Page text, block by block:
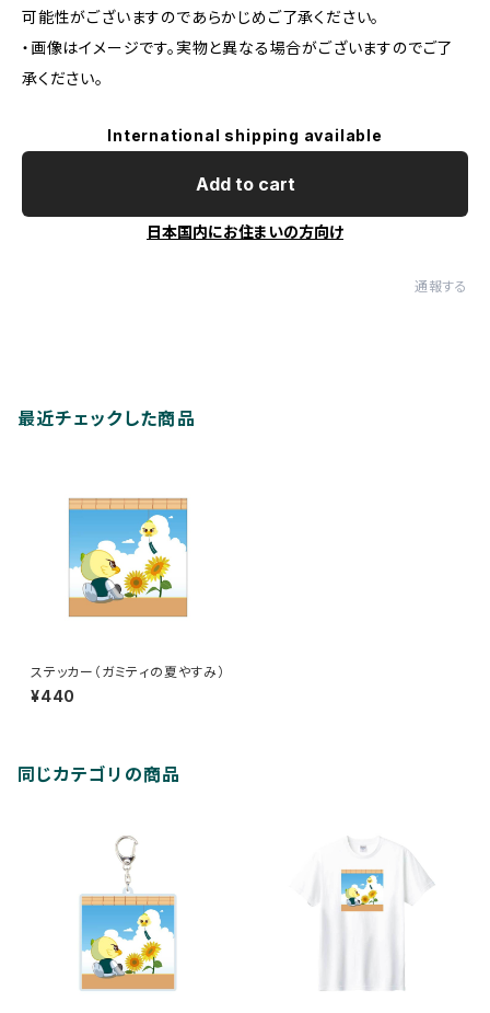
可能性がございますのであらかじめご了承ください。
・画像はイメージです。実物と異なる場合がございますのでご了
承ください。
International shipping available
Add to cart
日本国内にお住まいの方向け
通報する
最近チェックした商品
ステッカー（ガミティの夏やすみ）
¥440
同じカテゴリの商品